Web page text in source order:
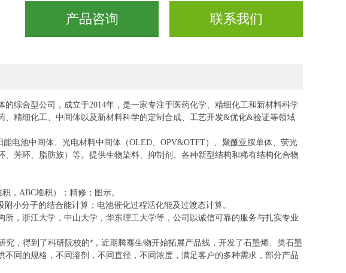
产品咨询 联系我们
的综合型公司，成立于2014年，是一家专注于医药化学、精细化工和新材料科学
精细化工、中间体以及新材料科学的定制合成、工艺开发&优化&验证等领域
能电池中间体、光电材料中间体（OLED、OPV&OTFT）、聚酰亚胺单体、荧光
芳环、脂肪族）等。提供生物染料、抑制剂、各种新型结构和稀有结构化合物
，ABC堆积）；精修；图示。
小分子的结合能计算；电池催化过程活化能及过渡态计算。
，浙江大学，中山大学，华东理工大学等，公司以诚信可靠的服务与扎实专业
究，得到了科研院校的*，近期腾骞生物开始拓展产品线，开发了石墨烯、类石墨
同的规格，不同溶剂，不同直径，不同浓度，满足客户的多种需求，部分产品